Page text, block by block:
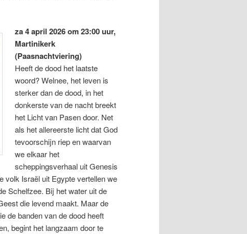
za 4 april 2026 om 23:00 uur,
Martinikerk
(Paasnachtviering)
Heeft de dood het laatste
woord? Welnee, het leven is
sterker dan de dood, in het
donkerste van de nacht breekt
het Licht van Pasen door. Net
als het allereerste licht dat God
tevoorschijn riep en waarvan
we elkaar het
scheppingsverhaal uit Genesis
volk Israël uit Egypte vertellen we
Schelfzee. Bij het water uit de
die levend maakt. Maar de
de banden van de dood heeft
begint het langzaam door te